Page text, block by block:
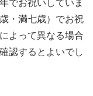
でお祝いしていま
・満七歳）でお祝
よって異なる場合
認するとよいでし